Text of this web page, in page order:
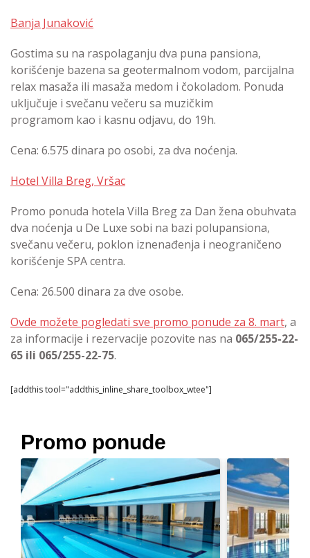
Banja Junaković
Gostima su na raspolaganju dva puna pansiona,
korišćenje bazena sa geotermalnom vodom, parcijalna
relax masaža ili masaža medom i čokoladom. Ponuda
uključuje i svečanu večeru sa muzičkim
programom kao i kasnu odjavu, do 19h.
Cena: 6.575 dinara po osobi, za dva noćenja.
Hotel Villa Breg, Vršac
Promo ponuda hotela Villa Breg za Dan žena obuhvata
dva noćenja u De Luxe sobi na bazi polupansiona,
svečanu večeru, poklon iznenađenja i neograničeno
korišćenje SPA centra.
Cena: 26.500 dinara za dve osobe.
Ovde možete pogledati sve promo ponude za 8. mart, a
za informacije i rezervacije pozovite nas na 065/255-22-
65 ili 065/255-22-75.
[addthis tool="addthis_inline_share_toolbox_wtee"]
Promo ponude